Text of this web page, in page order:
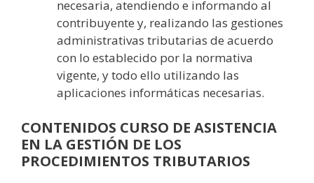
necesaria, atendiendo e informando al
contribuyente y, realizando las gestiones
administrativas tributarias de acuerdo
con lo establecido por la normativa
vigente, y todo ello utilizando las
aplicaciones informáticas necesarias.
CONTENIDOS CURSO DE ASISTENCIA
EN LA GESTIÓN DE LOS
PROCEDIMIENTOS TRIBUTARIOS